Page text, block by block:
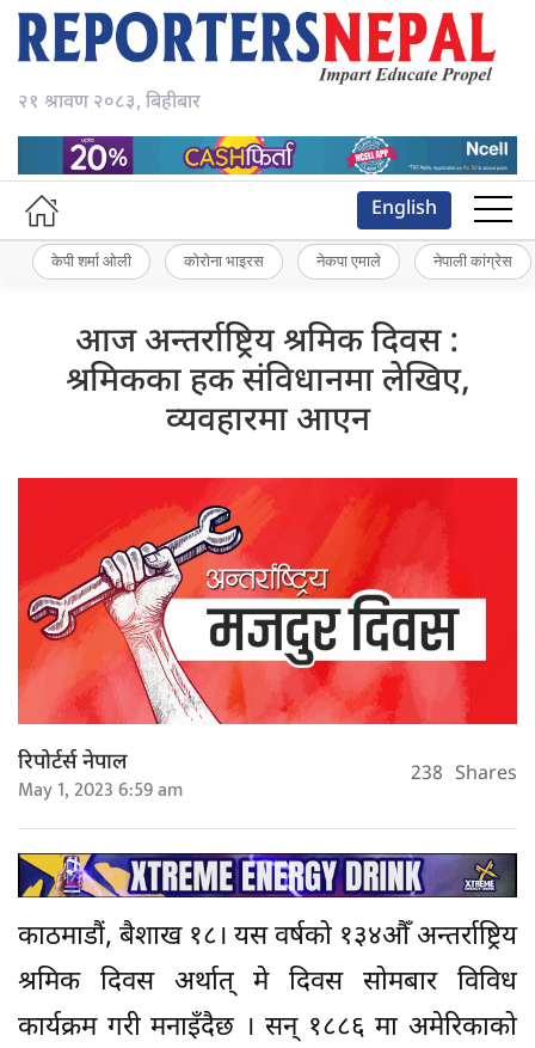
२१ श्रावण २०८३, बिहीबार
English
केपी शर्मा ओली कोरोना भाइरस नेकपा एमाले नेपाली कांग्रेस
आज अन्तर्राष्ट्रिय श्रमिक दिवस :
श्रमिकका हक संविधानमा लेखिए,
व्यवहारमा आएन
रिपोर्टर्स नेपाल
May 1, 2023 6:59 am 238 Shares
काठमाडौं, बैशाख १८। यस वर्षको १३४औँ अन्तर्राष्ट्रिय
श्रमिक दिवस अर्थात् मे दिवस सोमबार विविध
कार्यक्रम गरी मनाइँदैछ । सन् १८८६ मा अमेरिकाको